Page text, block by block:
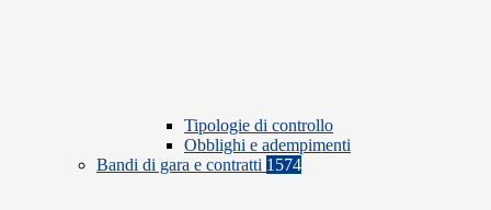
Tipologie di controllo
Obblighi e adempimenti
Bandi di gara e contratti 1574